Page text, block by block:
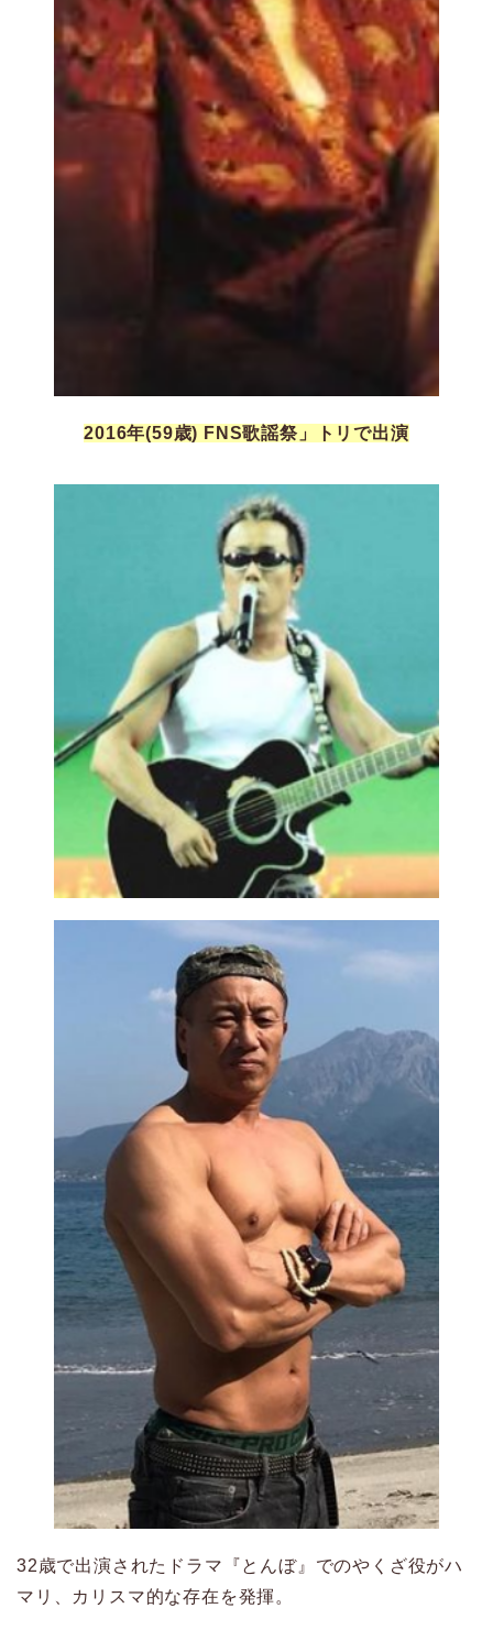
2016年(59歳) FNS歌謡祭」トリで出演
32歳で出演されたドラマ『とんぼ』でのやくざ役がハ
マリ、カリスマ的な存在を発揮。